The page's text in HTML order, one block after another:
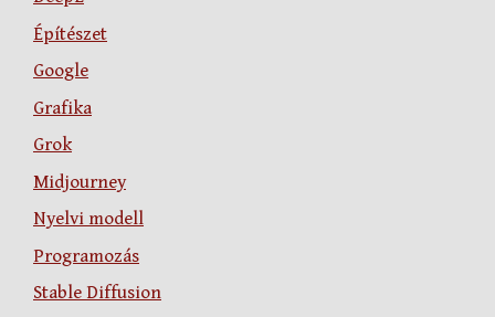
Építészet
Google
Grafika
Grok
Midjourney
Nyelvi modell
Programozás
Stable Diffusion